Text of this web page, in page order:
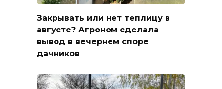
Закрывать или нет теплицу в
августе? Агроном сделала
вывод в вечернем споре
дачников